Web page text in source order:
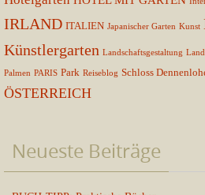
IRLAND ITALIEN Japanischer Garten Kunst
Künstlergarten Landschaftsgestaltung
Palmen PARIS Park Reiseblog Schloss
ÖSTERREICH
Neueste Beiträge